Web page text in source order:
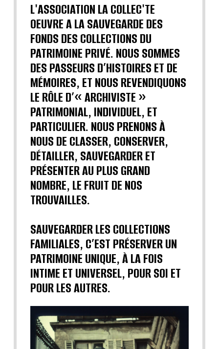
L'ASSOCIATION LA COLLEC'TE
OEUVRE A LA SAUVEGARDE DES
FONDS DES COLLECTIONS DU
PATRIMOINE PRIVÉ. NOUS SOMMES
DES PASSEURS D’HISTOIRES ET DE
MÉMOIRES, ET NOUS REVENDIQUONS
LE RÔLE D’« ARCHIVISTE »
PATRIMONIAL, INDIVIDUEL, ET
PARTICULIER. NOUS PRENONS À
NOUS DE CLASSER, CONSERVER,
DÉTAILLER, SAUVEGARDER ET
PRÉSENTER AU PLUS GRAND
NOMBRE, LE FRUIT DE NOS
TROUVAILLES.
SAUVEGARDER LES COLLECTIONS
FAMILIALES, C’EST PRÉSERVER UN
PATRIMOINE UNIQUE, À LA FOIS
INTIME ET UNIVERSEL, POUR SOI ET
POUR LES AUTRES.